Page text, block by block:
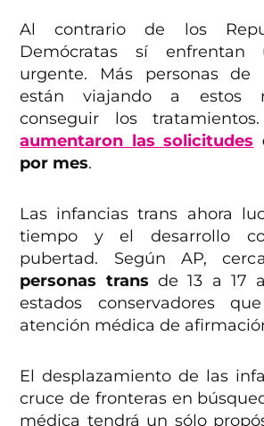
Al contrario de los
Demócratas sí enfrentan
urgente. Más personas de
están viajando a estos
conseguir los
aumentaron las solicitudes
por mes.
Las infancias trans ahora
tiempo y el desarrollo
pubertad. Según AP,
personas trans de 13 a 17
estados conservadores
atención médica de
El desplazamiento de las
cruce de fronteras en
médica tendrá un sólo